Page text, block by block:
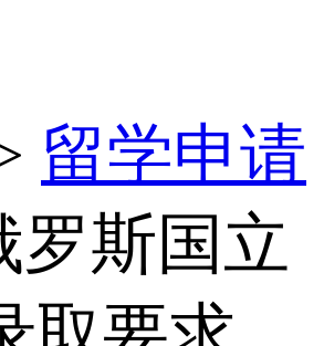
留学申请
罗斯国立